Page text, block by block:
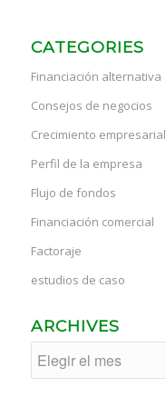
CATEGORIES
Financiación alternativa
Consejos de negocios
Crecimiento empresarial
Perfil de la empresa
Flujo de fondos
Financiación comercial
Factoraje
estudios de caso
ARCHIVES